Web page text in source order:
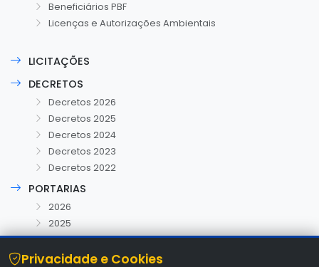
Beneficiários PBF
Licenças e Autorizações Ambientais
LICITAÇÕES
DECRETOS
Decretos 2026
Decretos 2025
Decretos 2024
Decretos 2023
Decretos 2022
PORTARIAS
2026
2025
Privacidade e Cookies